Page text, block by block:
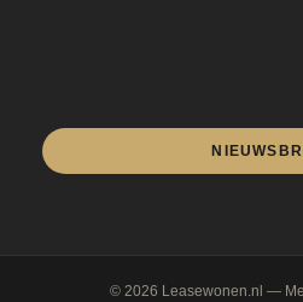
© 2026 Leasewonen.nl —